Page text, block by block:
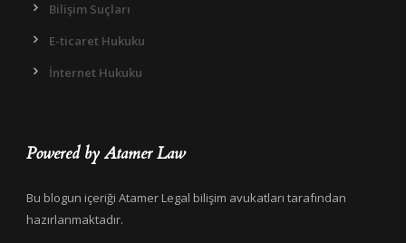
Bilişim Suçları
E-ticaret Hukuku
İnternet Hukuku
Powered by Atamer Law
Bu blogun içeriği Atamer Legal bilişim avukatları tarafından
hazırlanmaktadır.